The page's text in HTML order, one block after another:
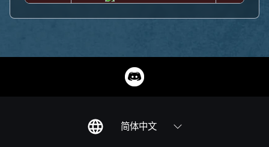
简体中文